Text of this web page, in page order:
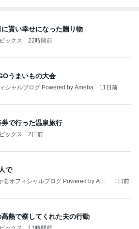
貰い幸せになった贈り物
ックス 22時間前
うまいもの大会
シャルブログ Powered by Ameba 11日前
で行った温泉旅行
ックス 2日前
で
るオフィシャルブログ Powered by Ame
1日前
熱で察してくれた夫の行動